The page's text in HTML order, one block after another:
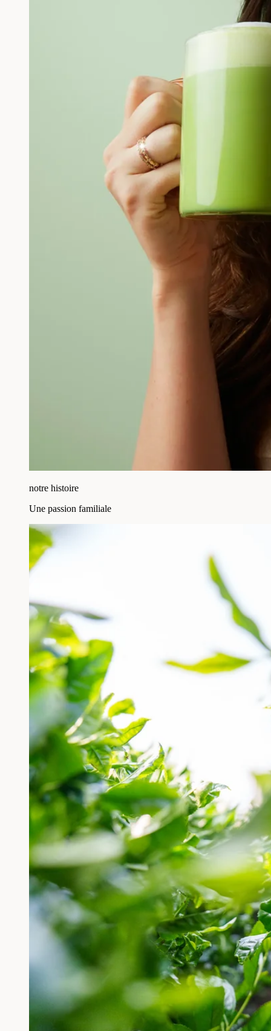
notre histoire
Une passion familiale